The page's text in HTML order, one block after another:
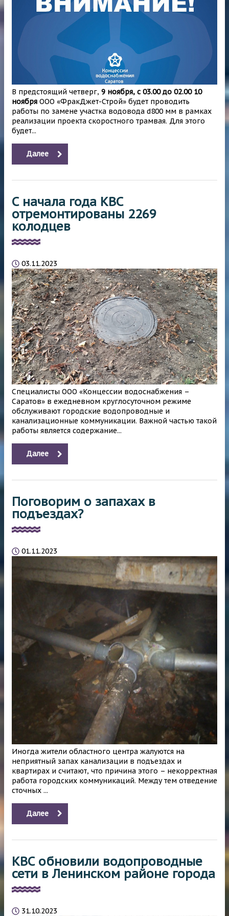
В предстоящий четверг, 9 ноября, с 03.00 до 02.00 10
ноября ООО «ФракДжет-Строй» будет проводить
работы по замене участка водовода d800 мм в рамках
реализации проекта скоростного трамвая. Для этого
будет...
Далее
С начала года КВС
отремонтированы 2269
колодцев
03.11.2023
Специалисты ООО «Концессии водоснабжения –
Саратов» в ежедневном круглосуточном режиме
обслуживают городские водопроводные и
канализационные коммуникации. Важной частью такой
работы является содержание...
Далее
Поговорим о запахах в
подъездах?
01.11.2023
Иногда жители областного центра жалуются на
неприятный запах канализации в подъездах и
квартирах и считают, что причина этого – некорректная
работа городских коммуникаций. Между тем отведение
сточных ...
Далее
КВС обновили водопроводные
сети в Ленинском районе города
31.10.2023